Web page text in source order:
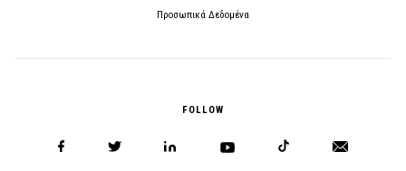
Προσωπικά Δεδομένα
FOLLOW